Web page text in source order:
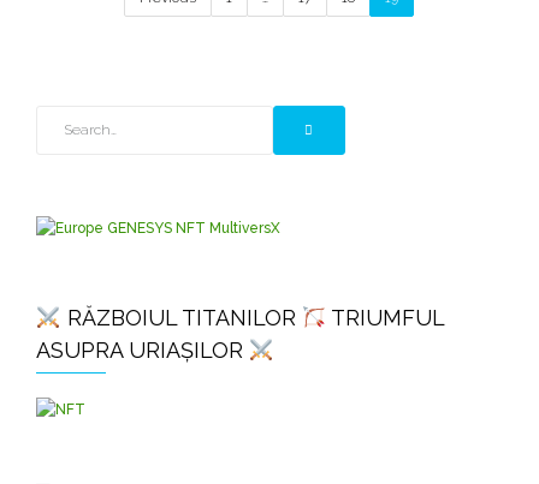
RĂZBOIUL TITANILOR
TRIUMFUL
ASUPRA URIAȘILOR